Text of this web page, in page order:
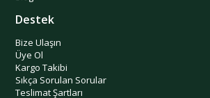
Destek
Bize Ulaşın
Üye Ol
Kargo Takibi
Sıkça Sorulan Sorular
Teslimat Şartları